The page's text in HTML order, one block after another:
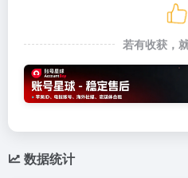
若有收获，
数据统计